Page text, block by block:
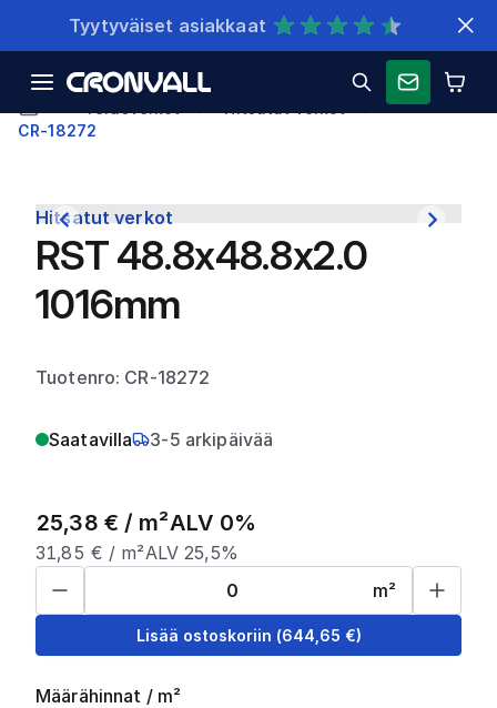
Nopeat toimitukset
CR-18272
Hitsatut verkot
RST 48.8x48.8x2.0
1016mm
Tuotenro: CR-18272
Saatavilla 3-5 arkipäivää
25,38 € / m²ALV 0%
31,85 € / m²ALV 25,5%
m²
Lisää ostoskoriin (644,65 €)
Määrähinnat / m²